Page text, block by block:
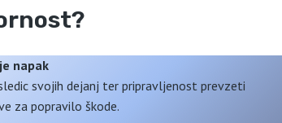
napak
svojih dejanj ter pripravljenost prevzeti
za popravilo škode.